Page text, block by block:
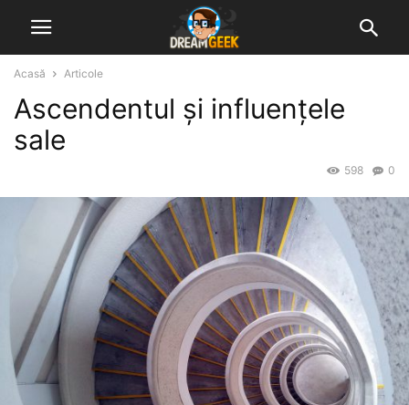
Acasă Articole
Ascendentul și influențele
sale
0
598